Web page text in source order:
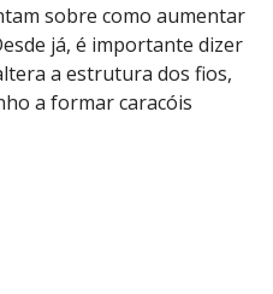
sobre como aumentar
já, é importante dizer
a estrutura dos fios,
a formar caracóis